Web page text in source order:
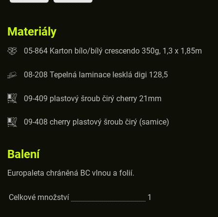
Materiály
05-864 Karton bílo/bílý crescendo 350g, 1,3 x 1,85m
08-208 Tepelná laminace lesklá digi 128,5
09-409 plastový šroub čirý cherry 21mm
09-408 cherry plastový šroub čirý (samice)
Balení
Europaleta chráněná BC vlnou a folií.
Celkové množství 1